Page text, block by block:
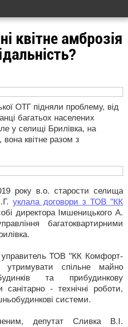
квітне амброзія
ОТГ підняли проблему, від
багатьох населених
у селищі Брилівка, на
вона квітне разом з
року в.о. старости селища
уклала договори з ТОВ "КК
директора Імшеницького А.
багатоквартирними
управитель ТОВ "КК Комфорт-
утримувати спільне майно
та прибудинкову
санітарно - технічні роботи,
системи.
депутат Сливка В.І.